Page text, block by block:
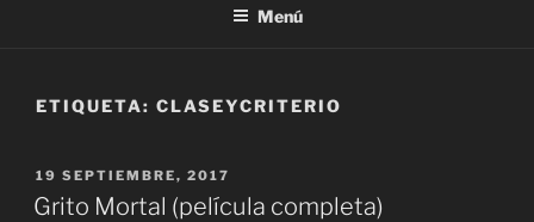
Menú
ETIQUETA: CLASEYCRITERIO
PUBLICADO
EL
19 SEPTIEMBRE, 2017
Grito Mortal (película completa)